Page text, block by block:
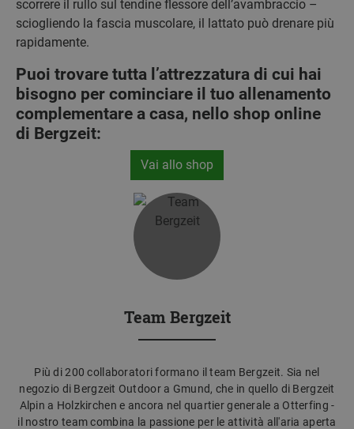
scorrere il rullo sul tendine flessore dell’avambraccio –
sciogliendo la fascia muscolare, il lattato può drenare più
rapidamente.
Puoi trovare tutta l’attrezzatura di cui hai
bisogno per cominciare il tuo allenamento
complementare a casa, nello shop online
di Bergzeit:
Vai allo shop
Team Bergzeit
Più di 200 collaboratori formano il team Bergzeit. Sia nel
negozio di Bergzeit Outdoor a Gmund, che in quello di Bergzeit
Alpin a Holzkirchen e ancora nel quartier generale a Otterfing -
il nostro team combina la passione per le attività all'aria aperta